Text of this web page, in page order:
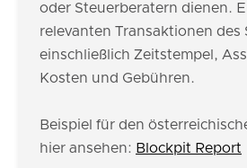
oder Steuerberatern dienen.
relevanten Transaktionen des
einschließlich Zeitstempel,
Kosten und Gebühren.
Beispiel für den
hier ansehen: Blockpit Report